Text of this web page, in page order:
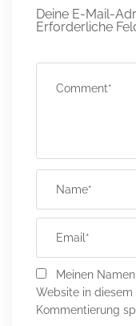
Deine E-Mail-
Erforderliche
Meinen
Website in
Kommentierung